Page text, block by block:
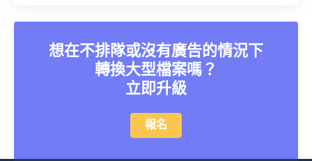
想在不排隊或沒有廣告的情況下
轉換大型檔案嗎？
立即升級
報名